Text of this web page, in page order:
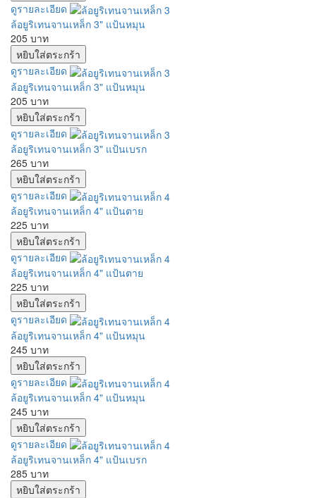
ดูรายละเอียด
ล้อยูริเทนจานเหล็ก 3" แป้นหมุน
205 บาท
ดูรายละเอียด
ล้อยูริเทนจานเหล็ก 3" แป้นหมุน
205 บาท
ดูรายละเอียด
ล้อยูริเทนจานเหล็ก 3" แป้นเบรก
265 บาท
ดูรายละเอียด
ล้อยูริเทนจานเหล็ก 4" แป้นตาย
225 บาท
ดูรายละเอียด
ล้อยูริเทนจานเหล็ก 4" แป้นตาย
225 บาท
ดูรายละเอียด
ล้อยูริเทนจานเหล็ก 4" แป้นหมุน
245 บาท
ดูรายละเอียด
ล้อยูริเทนจานเหล็ก 4" แป้นหมุน
245 บาท
ดูรายละเอียด
ล้อยูริเทนจานเหล็ก 4" แป้นเบรก
285 บาท